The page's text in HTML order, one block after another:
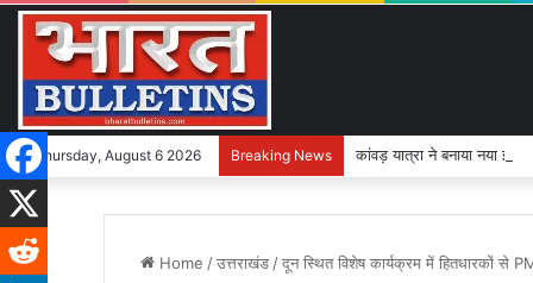
Thursday, August 6 2026 Breaking News कांवड़ यात्रा ने बनाया नया
Home /उत्तराखंड /दून स्थित विशेष कार्यक्रम में हितधारकों से